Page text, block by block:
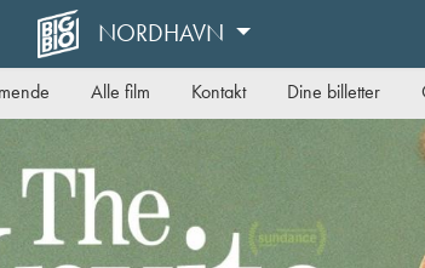
NORDHAVN
Alle film Kontakt Dine billetter